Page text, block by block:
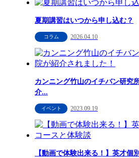
夏期講習はいつから申し込む？
コラム 2026.04.10
カンニング竹山のイチバン研究
介...
イベント 2023.09.19
【動画で体験出来る！】英才個